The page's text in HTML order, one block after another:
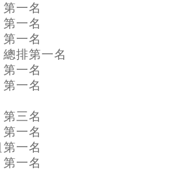
第一名
第一名
第一名
總排第一名
第一名
第一名
第三名
第一名
第一名
第一名